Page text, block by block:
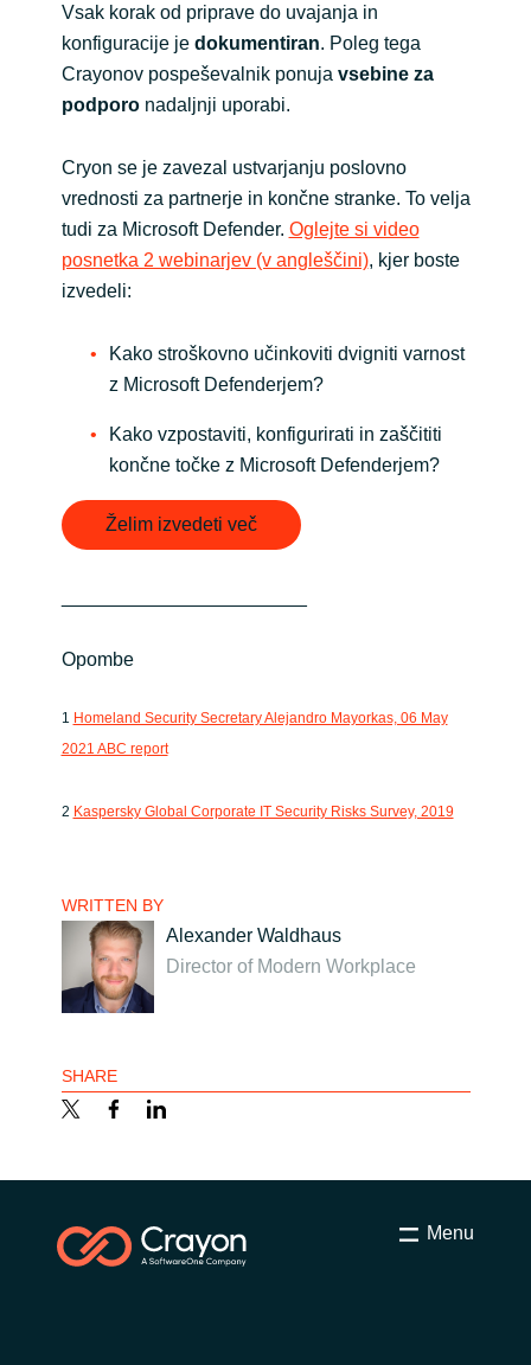
Vsak korak od priprave do uvajanja in
konfiguracije je dokumentiran. Poleg tega
Crayonov pospeševalnik ponuja vsebine za
podporonadaljnji uporabi.
Cryon se je zavezal ustvarjanju poslovno
vrednosti za partnerje in končne stranke. To velja
tudi za Microsoft Defender. Oglejte si video
posnetka 2 webinarjev (v angleščini), kjer boste
izvedeli:
Kako stroškovno učinkoviti dvigniti varnost
z Microsoft Defenderjem?
Kako vzpostaviti, konfigurirati in zaščititi
končne točke z Microsoft Defenderjem?
Želim izvedeti več
Opombe
1 Homeland Security Secretary Alejandro Mayorkas, 06 May
2021 ABC report
2 Kaspersky Global Corporate IT Security Risks Survey, 2019
WRITTEN BY
Alexander Waldhaus
Director of Modern Workplace
SHARE
Menu